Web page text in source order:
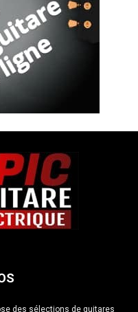
des sélections de guitares